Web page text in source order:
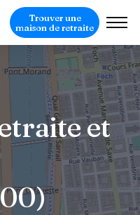
Trouver une
maison de retraite
et